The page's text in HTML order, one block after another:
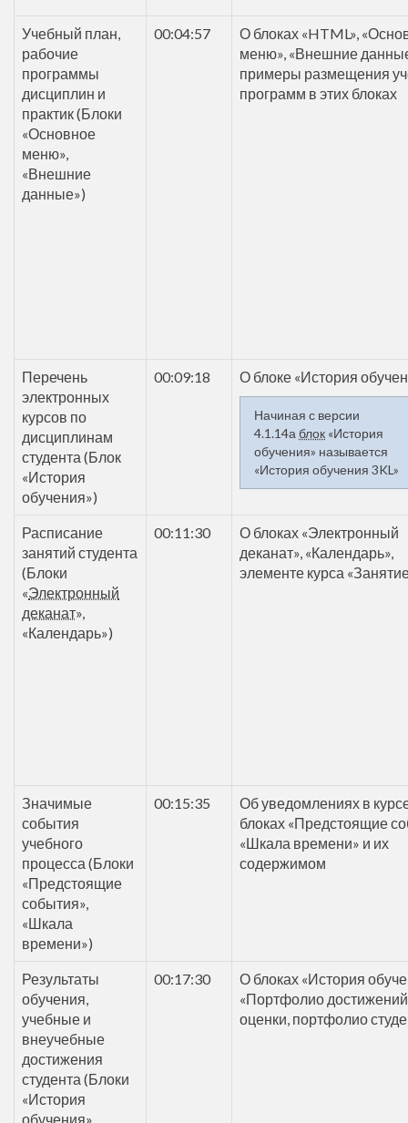
Учебный план,
рабочие
программы
дисциплин и
практик (Блоки
«Основное
меню»,
«Внешние
данные»)
00:04:57
О блоках «HTML»,
меню», «Внешние
примеры размещения
программ в этих блоках
Перечень
электронных
курсов по
дисциплинам
студента (Блок
«История
обучения»)
00:09:18 О блоке «История
Начиная с версии
4.1.14аблок «История
обучения» называется
«История обучения 3KL»
Расписание
занятий студента
(Блоки
«Электронный
деканат»,
«Календарь»)
00:11:30
О блоках «Электронный
деканат», «Календарь»,
элементе курса
Значимые
события
учебного
процесса (Блоки
«Предстоящие
события»,
«Шкала
времени»)
00:15:35
Об уведомлениях в
блоках «Предстоящие
«Шкала времени» и их
содержимом
Результаты
обучения,
учебные и
внеучебные
достижения
студента (Блоки
«История
обучения»,
00:17:30
О блоках «История
«Портфолио
оценки, портфолио